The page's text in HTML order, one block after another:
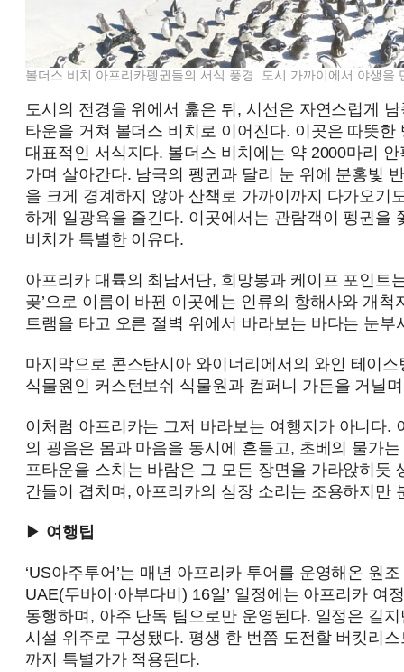
볼더스 비치 아프리카펭귄들의 서식 풍경. 도시 가까이에서 야생을
도시의 전경을 위에서 훑은 뒤, 시선은 자연스럽게
타운을 거쳐 볼더스 비치로 이어진다. 이곳은 따뜻
대표적인 서식지다. 볼더스 비치에는 약 2000마리
가며 살아간다. 남극의 펭귄과 달리 눈 위에 분홍빛
을 크게 경계하지 않아 산책로 가까이까지 다가오기
하게 일광욕을 즐긴다. 이곳에서는 관람객이 펭귄을
비치가 특별한 이유다.
아프리카 대륙의 최남서단, 희망봉과 케이프 포인트
곶’으로 이름이 바뀐 이곳에는 인류의 항해사와 개
트램을 타고 오른 절벽 위에서 바라보는 바다는 눈
마지막으로 콘스탄시아 와이너리에서의 와인 테이
식물원인 커스턴보쉬 식물원과 컴퍼니 가든을 거닐
이처럼 아프리카는 그저 바라보는 여행지가 아니다.
의 굉음은 몸과 마음을 동시에 흔들고, 초베의 물가
프타운을 스치는 바람은 그 모든 장면을 가라앉히듯
간들이 겹치며, 아프리카의 심장 소리는 조용하지만
▶ 여행팁
‘US아주투어’는 매년 아프리카 투어를 운영해온 원
UAE(두바이·아부다비) 16일’ 일정에는 아프리카
동행하며, 아주 단독 팀으로만 운영된다. 일정은 길
시설 위주로 구성됐다. 평생 한 번쯤 도전할 버킷리
까지 특별가가 적용된다.